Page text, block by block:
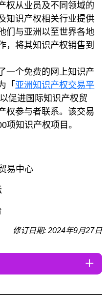
权从业员及不同领域的
知识产权相关行业提供
们与亚洲以至世界各地
，将其知识产权销售到
一个免费的网上知识产
「 亚洲知识产权交易平
促进国际知识产权贸
权参与者联系。该交易
项知识产权项目。
易中心
修订日期: 2024年9月27日